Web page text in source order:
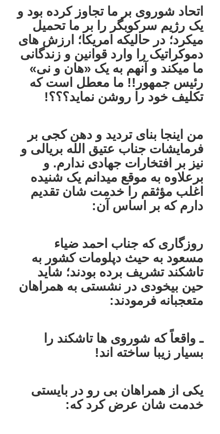
اتحاد شوروی بر ما تجاوز کرده بود و
یک رژیم سرکوبگر را بر ما تحمیل
میکرد؛ در حالیکه امریکا؛ ارزش های
دموکراتیک را وارد قوانین و زندگانی
ما میکند و آنهم به یک «هان و نی»
رئیس جمهور!! ما معطل است که
تکلیف خود را روشن نماید؟؟؟!
من اینجا بنای تردید و دهن کجی بر
فرمایشات جناب عتیق الله بریالی و
نیز بر افتخارات جهادی ندارم. و
برعلاوه به موقع میدانم یک شنیده
اغلب مؤثقم را خدمت شان تقدیم
دارم که بر اساس آن:
روزگاری که جناب احمد ضیاء
مسعود به حیث دپلومات کشور به
تاشکند تشریف برده بودند؛ شاید
حین بیخودی در نشستی به همراهان
متعجبانه فرمودند:
ـ واقعاً که شوروی ها تاشکند را
بسیار زیبا ساخته اند!
یکی از همراهان بی رو در بایستی
خدمت شان عرض کرد که: